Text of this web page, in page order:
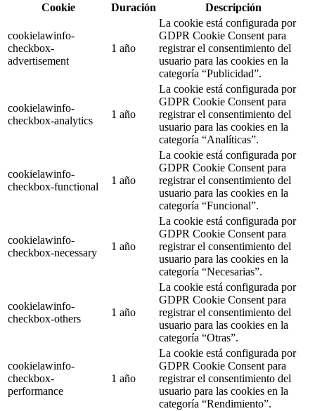
Cookie
Duración Descripción
cookielawinfo-
checkbox-
advertisement
1 año
La cookie está configurada por
GDPR Cookie Consent para
registrar el consentimiento del
usuario para las cookies en la
categoría “Publicidad”.
cookielawinfo-
checkbox-analytics
1 año
La cookie está configurada por
GDPR Cookie Consent para
registrar el consentimiento del
usuario para las cookies en la
categoría “Analíticas”.
cookielawinfo-
checkbox-functional
1 año
La cookie está configurada por
GDPR Cookie Consent para
registrar el consentimiento del
usuario para las cookies en la
categoría “Funcional”.
cookielawinfo-
checkbox-necessary
1 año
La cookie está configurada por
GDPR Cookie Consent para
registrar el consentimiento del
usuario para las cookies en la
categoría “Necesarias”.
cookielawinfo-
checkbox-others
1 año
La cookie está configurada por
GDPR Cookie Consent para
registrar el consentimiento del
usuario para las cookies en la
categoría “Otras”.
cookielawinfo-
checkbox-
performance
1 año
La cookie está configurada por
GDPR Cookie Consent para
registrar el consentimiento del
usuario para las cookies en la
categoría “Rendimiento”.